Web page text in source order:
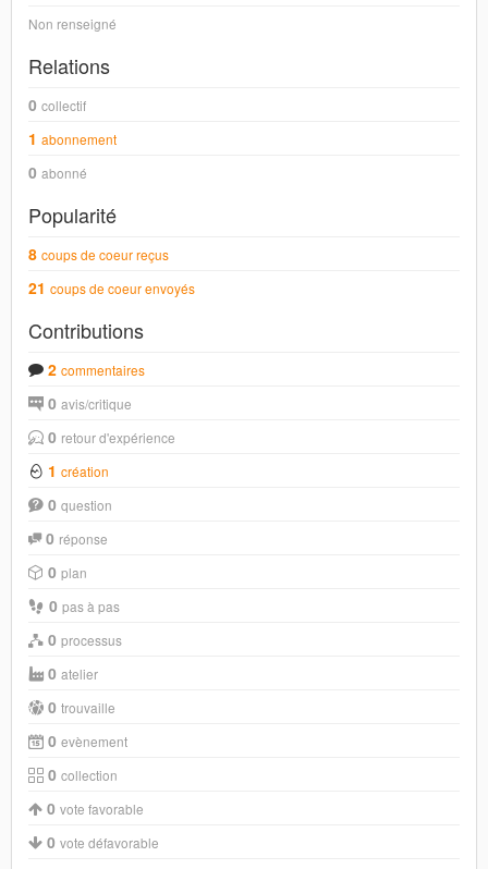
Non renseigné
Relations
0 collectif
1 abonnement
0 abonné
Popularité
8 coups de coeur reçus
21 coups de coeur envoyés
Contributions
2 commentaires
0 avis/critique
0 retour d'expérience
1 création
0 question
0 réponse
0 plan
0 pas à pas
0 processus
0 atelier
0 trouvaille
0 evènement
0 collection
0 vote favorable
0 vote défavorable